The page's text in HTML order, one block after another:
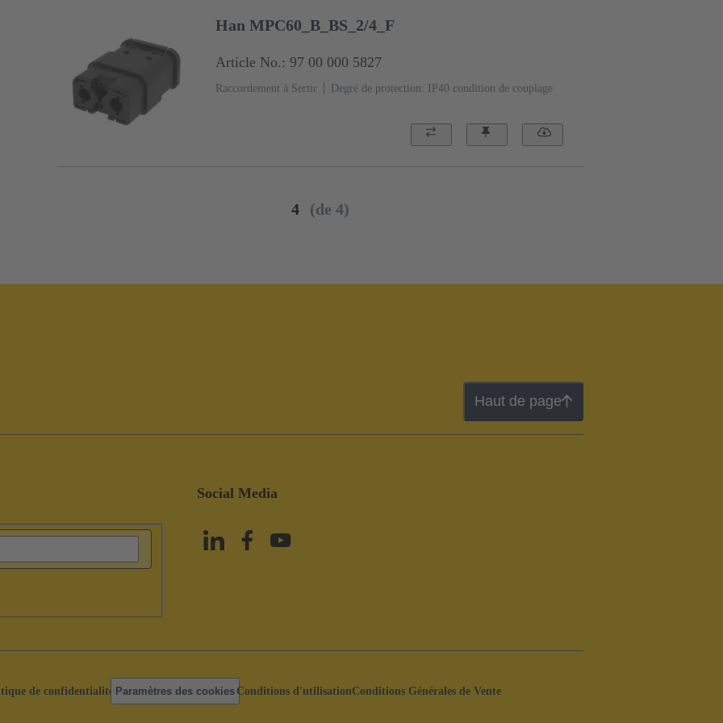
Han MPC60_B_BS_2/4_F
Article No.: 97 00 000 5827
Raccordement à Sertir Degré de protection: IP40 condition de couplage
4 (de 4)
Haut de page
Social Media
de confidentialité Paramètres des cookies Conditions d'utilisationConditions Générales de Vente